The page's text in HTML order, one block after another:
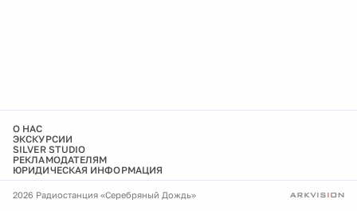
О НАС
ЭКСКУРСИИ
SILVER STUDIO
РЕКЛАМОДАТЕЛЯМ
ЮРИДИЧЕСКАЯ ИНФОРМАЦИЯ
2026 Радиостанция «Серебряный Дождь»